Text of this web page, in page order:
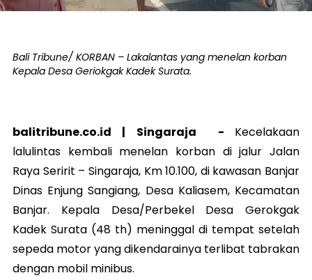
Bali Tribune/ KORBAN – Lakalantas yang menelan korban
Kepala Desa Geriokgak Kadek Surata.
balitribune.co.id | Singaraja - Kecelakaan
lalulintas kembali menelan korban di jalur Jalan
Raya Seririt – Singaraja, Km 10.100, di kawasan Banjar
Dinas Enjung Sangiang, Desa Kaliasem, Kecamatan
Banjar. Kepala Desa/Perbekel Desa Gerokgak
Kadek Surata (48 th) meninggal di tempat setelah
sepeda motor yang dikendarainya terlibat tabrakan
dengan mobil minibus.